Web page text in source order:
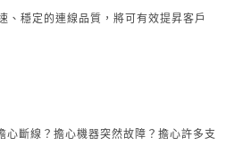
、穩定的連線品質，將可有效提昇客戶
心斷線？擔心機器突然故障？擔心許多支